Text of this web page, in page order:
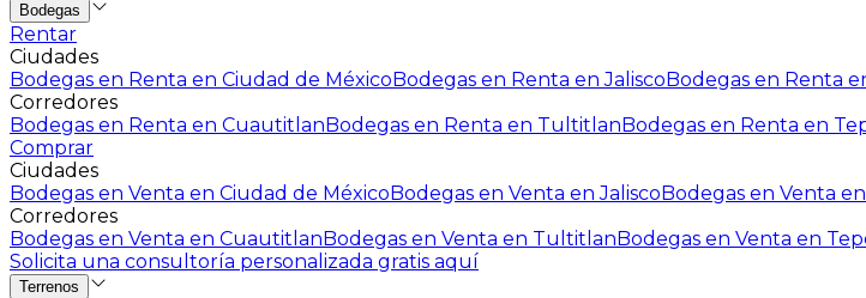
Bodegas
Rentar
Ciudades
Bodegas en Renta en Ciudad de MéxicoBodegas en Renta en JaliscoBodegas en Renta
Corredores
Bodegas en Renta en CuautitlanBodegas en Renta en TultitlanBodegas en Renta en
Comprar
Ciudades
Bodegas en Venta en Ciudad de MéxicoBodegas en Venta en JaliscoBodegas en Venta
Corredores
Bodegas en Venta en CuautitlanBodegas en Venta en TultitlanBodegas en Venta en
Solicita una consultoría personalizada gratis aquí
Terrenos